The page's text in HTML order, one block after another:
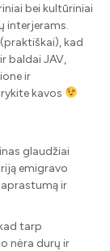
bei kultūriniai
interjerams.
kad
baldai JAV,
ir
kavos
glaudžiai
emigravo
ir
tarp
nėra durų ir